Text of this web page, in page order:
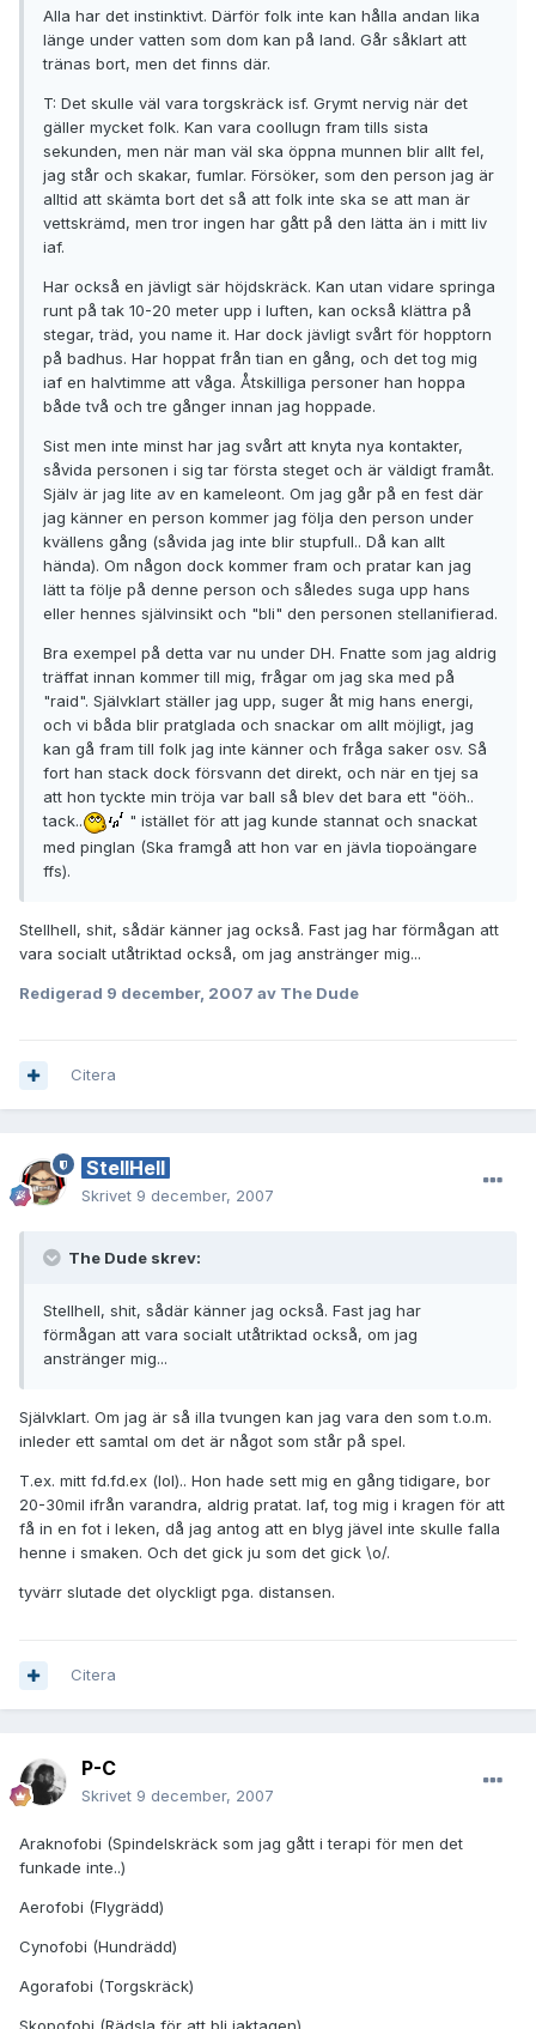
Alla har det instinktivt. Därför folk inte kan hålla andan lika
länge under vatten som dom kan på land. Går såklart att
tränas bort, men det finns där.
T: Det skulle väl vara torgskräck isf. Grymt nervig när det
gäller mycket folk. Kan vara coollugn fram tills sista
sekunden, men när man väl ska öppna munnen blir allt fel,
jag står och skakar, fumlar. Försöker, som den person jag är
alltid att skämta bort det så att folk inte ska se att man är
vettskrämd, men tror ingen har gått på den lätta än i mitt liv
iaf.
Har också en jävligt sär höjdskräck. Kan utan vidare springa
runt på tak 10-20 meter upp i luften, kan också klättra på
stegar, träd, you name it. Har dock jävligt svårt för hopptorn
på badhus. Har hoppat från tian en gång, och det tog mig
iaf en halvtimme att våga. Åtskilliga personer han hoppa
både två och tre gånger innan jag hoppade.
Sist men inte minst har jag svårt att knyta nya kontakter,
såvida personen i sig tar första steget och är väldigt framåt.
Själv är jag lite av en kameleont. Om jag går på en fest där
jag känner en person kommer jag följa den person under
kvällens gång (såvida jag inte blir stupfull.. Då kan allt
hända). Om någon dock kommer fram och pratar kan jag
lätt ta följe på denne person och således suga upp hans
eller hennes självinsikt och "bli" den personen stellanifierad.
Bra exempel på detta var nu under DH. Fnatte som jag aldrig
träffat innan kommer till mig, frågar om jag ska med på
"raid". Självklart ställer jag upp, suger åt mig hans energi,
och vi båda blir pratglada och snackar om allt möjligt, jag
kan gå fram till folk jag inte känner och fråga saker osv. Så
fort han stack dock försvann det direkt, och när en tjej sa
att hon tyckte min tröja var ball så blev det bara ett "ööh..
tack..
" istället för att jag kunde stannat och snackat
med pinglan (Ska framgå att hon var en jävla tiopoängare
ffs).
Stellhell, shit, sådär känner jag också. Fast jag har förmågan att
vara socialt utåtriktad också, om jag anstränger mig...
Redigerad 9 december, 2007 av The Dude
Citera
StellHell
Skrivet 9 december, 2007
The Dude skrev:
Stellhell, shit, sådär känner jag också. Fast jag har
förmågan att vara socialt utåtriktad också, om jag
anstränger mig...
Självklart. Om jag är så illa tvungen kan jag vara den som t.o.m.
inleder ett samtal om det är något som står på spel.
T.ex. mitt fd.fd.ex (lol).. Hon hade sett mig en gång tidigare, bor
20-30mil ifrån varandra, aldrig pratat. Iaf, tog mig i kragen för att
få in en fot i leken, då jag antog att en blyg jävel inte skulle falla
henne i smaken. Och det gick ju som det gick \o/.
tyvärr slutade det olyckligt pga. distansen.
Citera
P-C
Skrivet 9 december, 2007
Araknofobi (Spindelskräck som jag gått i terapi för men det
funkade inte..)
Aerofobi (Flygrädd)
Cynofobi (Hundrädd)
Agorafobi (Torgskräck)